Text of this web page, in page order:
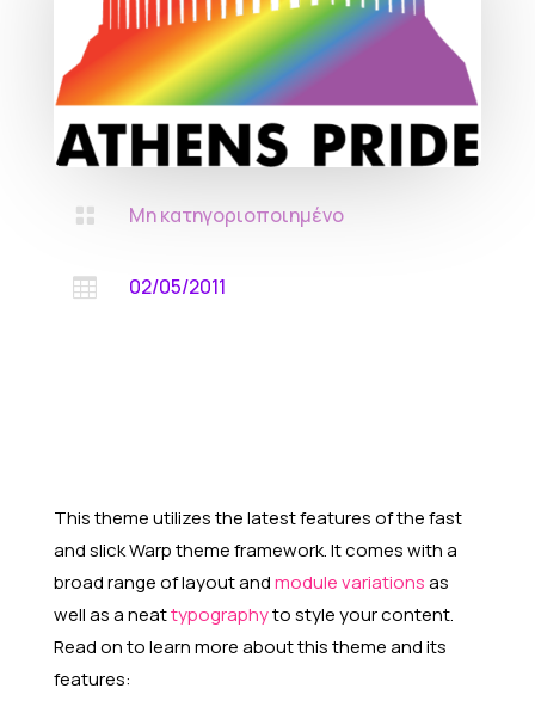
 Μη κατηγοριοποιημένο
 02/05/2011
This theme utilizes the latest features of the fast
and slick Warp theme framework. It comes with a
broad range of layout andmodule variationsas
well as a neattypographyto style your content.
Read on to learn more about this theme and its
features: